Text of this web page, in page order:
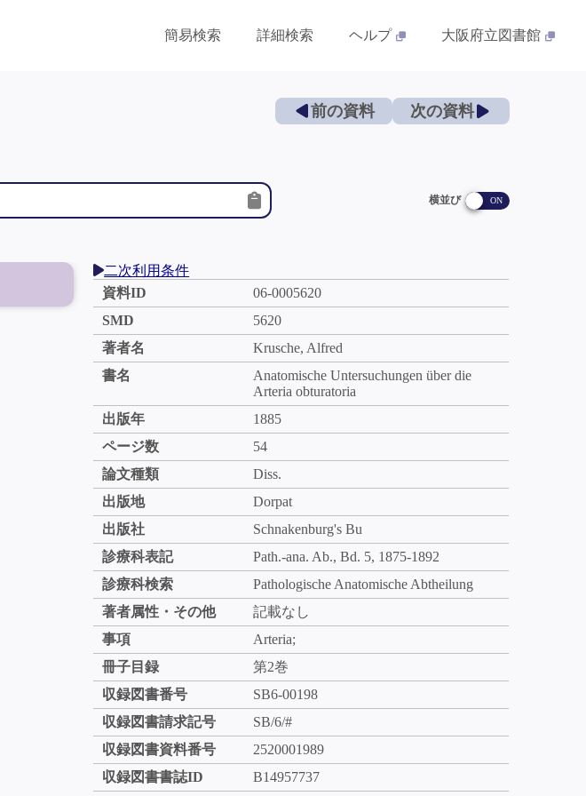
簡易検索 詳細検索 ヘルプ 大阪府立図書館
前の資料 次の資料
横並び
二次利用条件
資料ID
06-0005620
SMD
5620
著者名
Krusche, Alfred
書名
Anatomische Untersuchungen über die
Arteria obturatoria
出版年
1885
ページ数
54
論文種類
Diss.
出版地
Dorpat
出版社
Schnakenburg's Bu
診療科表記
Path.-ana. Ab., Bd. 5, 1875-1892
診療科検索
Pathologische Anatomische Abtheilung
著者属性・その他
記載なし
事項
Arteria;
冊子目録
第2巻
収録図書番号
SB6-00198
収録図書請求記号
SB/6/#
収録図書資料番号
2520001989
収録図書書誌ID
B14957737